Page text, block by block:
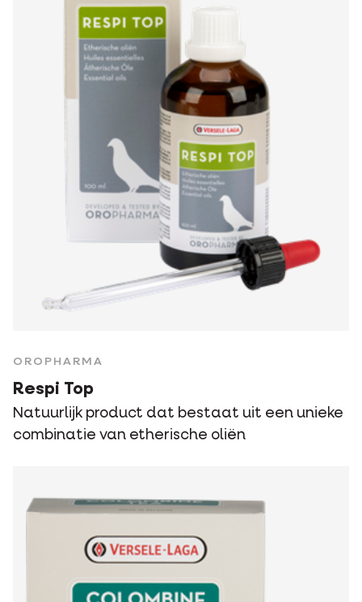
OROPHARMA
Respi Top
Natuurlijk product dat bestaat uit een unieke
combinatie van etherische oliën